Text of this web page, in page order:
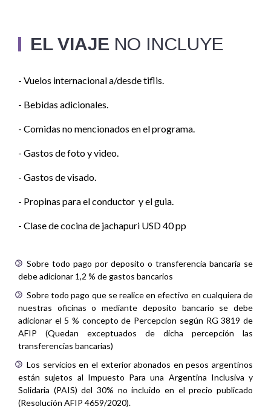
EL VIAJE NO INCLUYE
- Vuelos internacional a/desde tiflis.
- Bebidas adicionales.
- Comidas no mencionados en el programa.
- Gastos de foto y video.
- Gastos de visado.
- Propinas para el conductor y el guia.
- Clase de cocina de jachapuri USD 40 pp
Sobre todo pago por deposito o transferencia bancaria se
debe adicionar 1,2 % de gastos bancarios
Sobre todo pago que se realice en efectivo en cualquiera de
nuestras oficinas o mediante deposito bancario se debe
adicionar el 5 % concepto de Percepcion según RG 3819 de
AFIP (Quedan exceptuados de dicha percepción las
transferencias bancarias)
Los servicios en el exterior abonados en pesos argentinos
están sujetos al Impuesto Para una Argentina Inclusiva y
Solidaria (PAIS) del 30% no incluido en el precio publicado
(Resolución AFIP 4659/2020).